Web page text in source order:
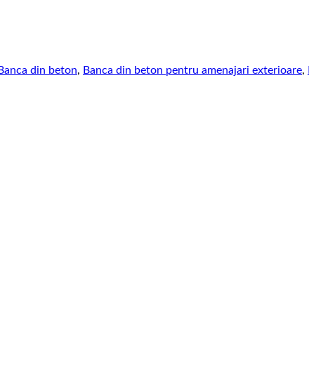
Banca din beton, Banca din beton pentru amenajari exterioare,